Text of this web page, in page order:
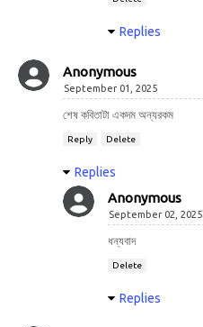
Replies
Anonymous
September 01, 2025
শেষ কবিতাটা একদম অন্যরকম
Reply Delete
Replies
Anonymous
September 02, 2025
ধন্যবাদ
Delete
Replies